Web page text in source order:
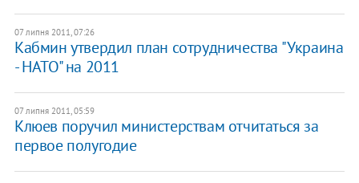
07 липня 2011, 07:26
Кабмин утвердил план сотрудничества "Украина
- НАТО" на 2011
07 липня 2011, 05:59
Клюев поручил министерствам отчитаться за
первое полугодие